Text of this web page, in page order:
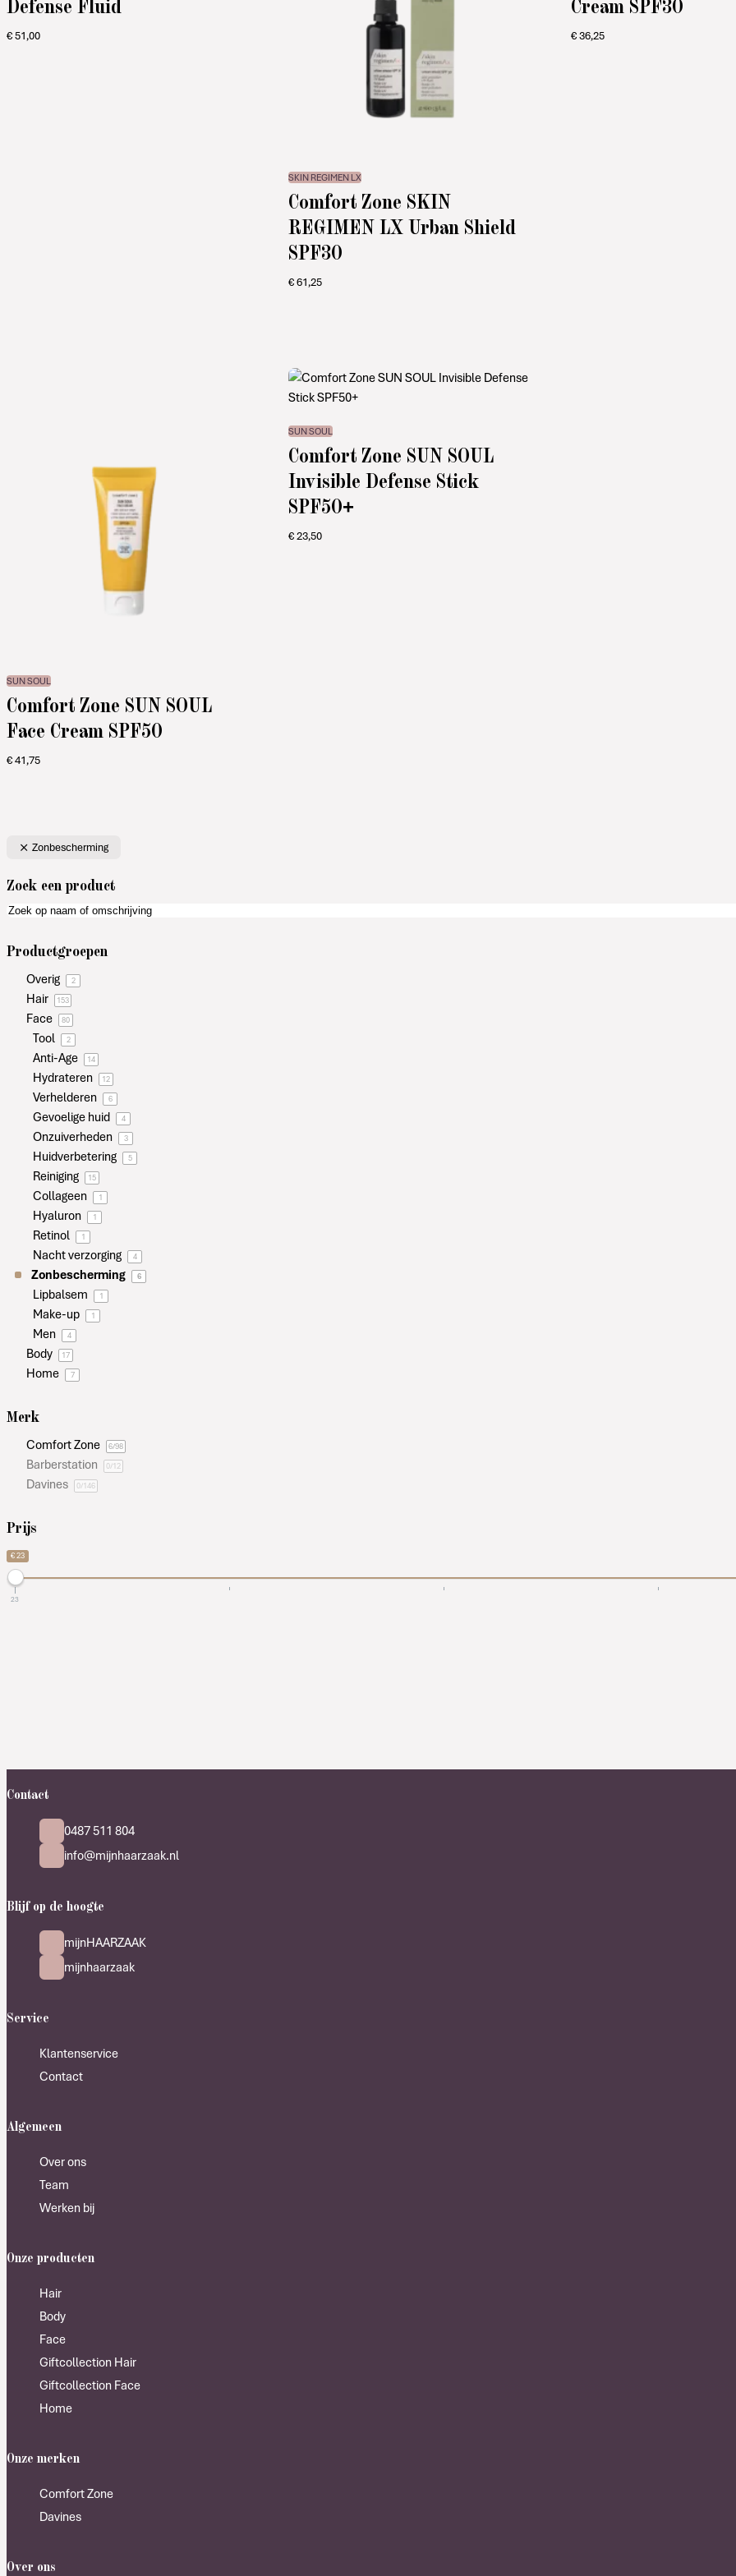
Defense Fluid
€51,00
SKIN REGIMEN LX
Comfort Zone SKIN
REGIMEN LX Urban Shield
SPF30
€61,25
Cream SPF30
€36,25
SUN SOUL
Comfort Zone SUN SOUL
Face Cream SPF50
€41,75
SUN SOUL
Comfort Zone SUN SOUL
Invisible Defense Stick
SPF50+
€23,50
Zonbescherming
Zoek een product
Productgroepen
Overig 2
Hair 153
Face 80
Tool 2
Anti-Age 14
Hydrateren 12
Verhelderen 6
Gevoelige huid 4
Onzuiverheden 3
Huidverbetering 5
Reiniging 15
Collageen 1
Hyaluron 1
Retinol 1
Nacht verzorging 4
Zonbescherming 6
Lipbalsem 1
Make-up 1
Men 4
Body 17
Home 7
Merk
Comfort Zone 6/98
Barberstation 0/12
Davines 0/146
Prijs
€ 23
23
Contact
0487 511 804
info@mijnhaarzaak.nl
Blijf op de hoogte
mijnHAARZAAK
mijnhaarzaak
Service
Klantenservice
Contact
Algemeen
Over ons
Team
Werken bij
Onze producten
Hair
Body
Face
Giftcollection Hair
Giftcollection Face
Home
Onze merken
Comfort Zone
Davines
Over ons